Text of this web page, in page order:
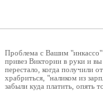
Проблема с Вашим "инкассо"
привез Виктории в руки и
перестало, когда получили
храбриться, "наликом из
забыли куда платить, опять